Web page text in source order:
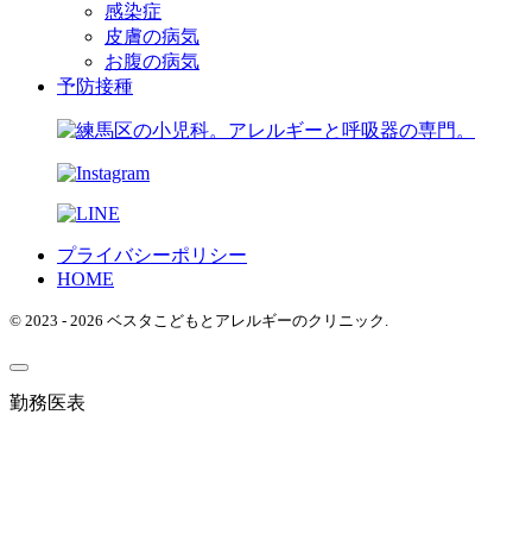
感染症
皮膚の病気
お腹の病気
予防接種
プライバシーポリシー
HOME
© 2023 - 2026 ベスタこどもとアレルギーのクリニック.
勤務医表